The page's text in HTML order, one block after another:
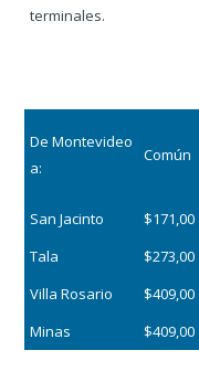
terminales.
De Montevideo
a:
Común
San Jacinto
$171,00
Tala
$273,00
Villa Rosario
$409,00
Minas
$409,00